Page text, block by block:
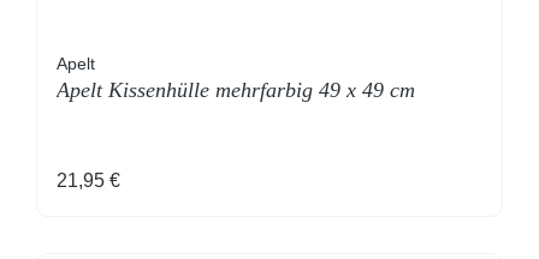
Apelt
Apelt Kissenhülle mehrfarbig 49 x 49 cm
Regulärer Preis:
21,95 €